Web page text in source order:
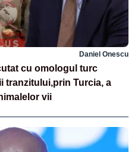
Daniel Onescu
cu omologul turc
tranzitului,prin Turcia, a
vii